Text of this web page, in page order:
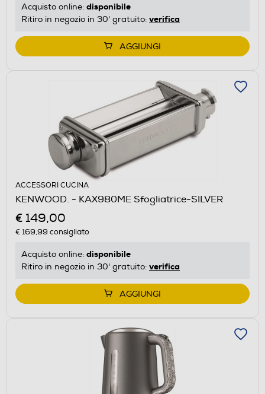
Acquisto online: disponibile
Ritiro in negozio in 30' gratuito: verifica
AGGIUNGI
ACCESSORI CUCINA
KENWOOD. - KAX980ME Sfogliatrice-SILVER
€ 149,00
€ 169,99 consigliato
Acquisto online: disponibile
Ritiro in negozio in 30' gratuito: verifica
AGGIUNGI